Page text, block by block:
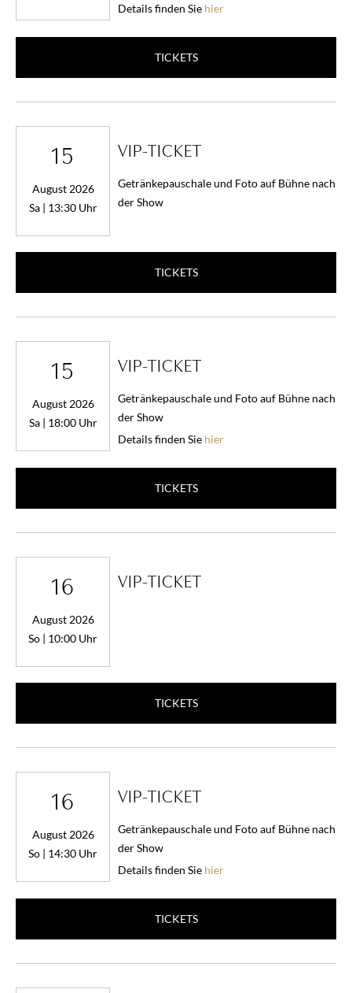
Details finden Sie hier
TICKETS
15
August 2026
Sa | 13:30 Uhr
VIP-TICKET
Getränkepauschale und Foto auf Bühne nach
der Show
TICKETS
15
August 2026
Sa | 18:00 Uhr
VIP-TICKET
Getränkepauschale und Foto auf Bühne nach
der Show
Details finden Sie hier
TICKETS
16
August 2026
So | 10:00 Uhr
VIP-TICKET
TICKETS
16
August 2026
So | 14:30 Uhr
VIP-TICKET
Getränkepauschale und Foto auf Bühne nach
der Show
Details finden Sie hier
TICKETS